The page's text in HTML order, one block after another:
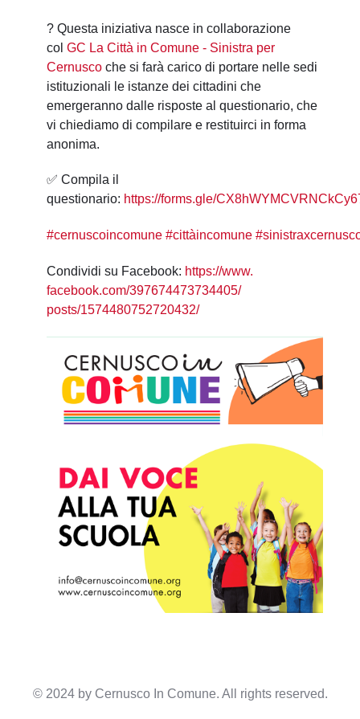
? Questa iniziativa nasce in collaborazione
col GC La Città in Comune - Sinistra per
Cernusco che si farà carico di portare nelle sedi
istituzionali le istanze dei cittadini che
emergeranno dalle risposte al questionario, che
vi chiediamo di compilare e restituirci in forma
anonima.
✅ Compila il
questionario: https://forms.gle/
#cernuscoincomune #cittàincomune #
Condividi su Facebook: https://www.
facebook.com/397674473734405/
posts/1574480752720432/
© 2024 by Cernusco In Comune. All rights reserved.